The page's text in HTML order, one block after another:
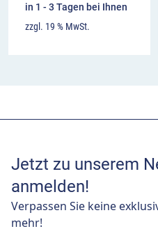
in 1 - 3 Tagen bei Ihnen
zzgl. 19 % MwSt.
Jetzt zu unserem
anmelden!
Verpassen Sie keine
mehr!